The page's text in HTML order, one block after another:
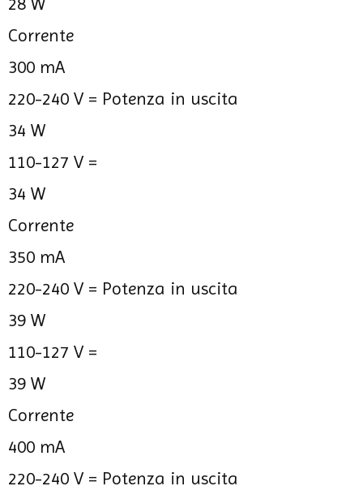
Corrente
300 mA
220-240 V = Potenza in uscita
34 W
110-127 V =
34 W
Corrente
350 mA
220-240 V = Potenza in uscita
39 W
110-127 V =
39 W
Corrente
400 mA
220-240 V = Potenza in uscita